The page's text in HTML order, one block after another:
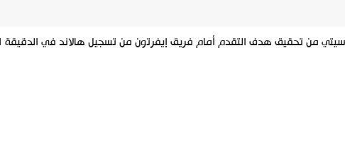
تحقيق هدف التقدم أمام فريق إيفرتون من تسجيل هالاند في الدقيقة 71 من الشوط الثاني.